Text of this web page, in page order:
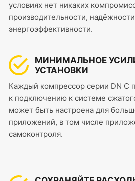
условиях нет никаких
производительности,
энергоэффективности.
МИНИМАЛЬНОЕ
УСТАНОВКИ
Каждый компрессор серии DN C
к подключению к системе
может быть настроена для
приложений, в том числе
самоконтроля.